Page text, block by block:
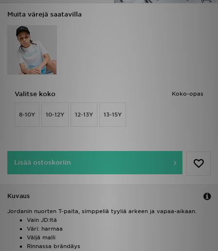
Muita värejä saatavilla
Koko-opas
Valitse koko
8-10Y 10-12Y 12-13Y 13-15Y
Lisää ostoskoriin
Kuvaus
Jordanin nuorten T-paita, simppeliä tyyliä arkeen ja vapaa-aikaan.
Vain JD:ltä
Väri: harmaa
Väljä malli
Rinnassa brändäys